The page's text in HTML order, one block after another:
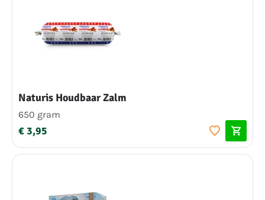
Naturis Houdbaar Zalm
650 gram
€ 3,95